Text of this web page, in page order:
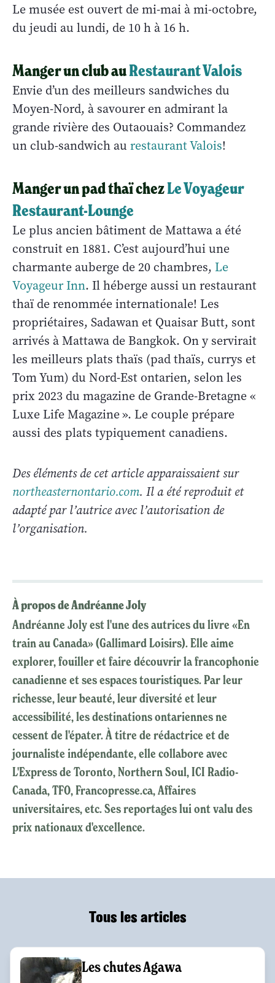
Le musée est ouvert de mi-mai à mi-octobre,
du jeudi au lundi, de 10 h à 16 h.
Manger un club auRestaurant Valois
Envie d’un des meilleurs sandwiches du
Moyen-Nord, à savourer en admirant la
grande rivière des Outaouais? Commandez
un club-sandwich au restaurant Valois!
Manger un pad thaï chezLe Voyageur
Restaurant-Lounge
Le plus ancien bâtiment de Mattawa a été
construit en 1881. C’est aujourd’hui une
charmante auberge de 20 chambres, Le
Voyageur Inn. Il héberge aussi un restaurant
thaï de renommée internationale! Les
propriétaires, Sadawan et Quaisar Butt, sont
arrivés à Mattawa de Bangkok. On y servirait
les meilleurs plats thaïs (pad thaïs, currys et
Tom Yum) du Nord-Est ontarien, selon les
prix 2023 du magazine de Grande-Bretagne «
Luxe Life Magazine». Le couple prépare
aussi des plats typiquement canadiens.
Des éléments de cet article apparaissaient sur
northeasternontario.com. Il a été reproduit et
adapté par l’autrice avec l’autorisation de
l’organisation.
À propos de Andréanne Joly
Andréanne Joly est l'une des autrices du livre «En
train au Canada» (Gallimard Loisirs). Elle aime
explorer, fouiller et faire découvrir la francophonie
canadienne et ses espaces touristiques. Par leur
richesse, leur beauté, leur diversité et leur
accessibilité, les destinations ontariennes ne
cessent de l'épater. À titre de rédactrice et de
journaliste indépendante, elle collabore avec
L'Express de Toronto, Northern Soul, ICI Radio-
Canada, TFO, Francopresse.ca, Affaires
universitaires, etc. Ses reportages lui ont valu des
prix nationaux d'excellence.
Tous les articles
Les chutes Agawa